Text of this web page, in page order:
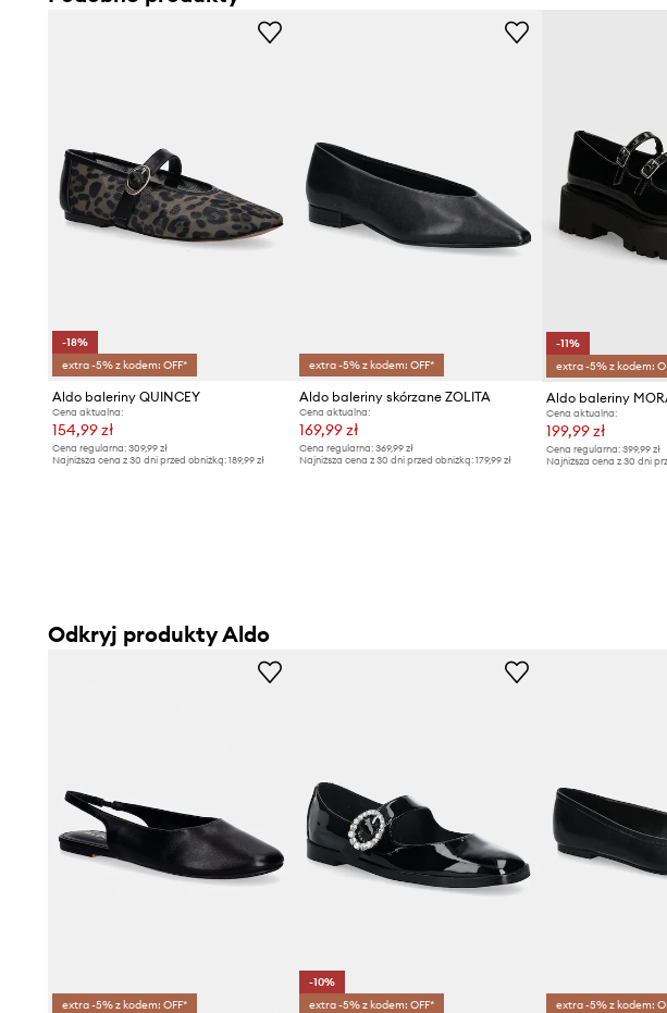
-18%
extra -5% z kodem: OFF*
Aldo baleriny QUINCEY
Cena aktualna:
154,99 zł
Cena regularna: 309,99 zł
Najniższa cena z 30 dni przed obniżką: 189,99 zł
extra -5% z kodem: OFF*
Aldo baleriny skórzane ZOLITA
Cena aktualna:
169,99 zł
Cena regularna:369,99 zł
Najniższa cena z 30 dni przed obniżką:179,99 zł
-11%
extra -5% z kodem:
Aldo baleriny
Cena aktualna:
199,99 zł
Cena regularna: 399,99 zł
Najniższa cena z 30 dni
Odkryj produkty Aldo
extra -5% z kodem: OFF*
-10%
extra -5% z kodem: OFF*
extra -5% z kodem: